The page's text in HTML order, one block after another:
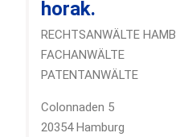
horak.
RECHTSANWÄLTE
FACHANWÄLTE
PATENTANWÄLTE
Colonnaden 5
20354 Hamburg